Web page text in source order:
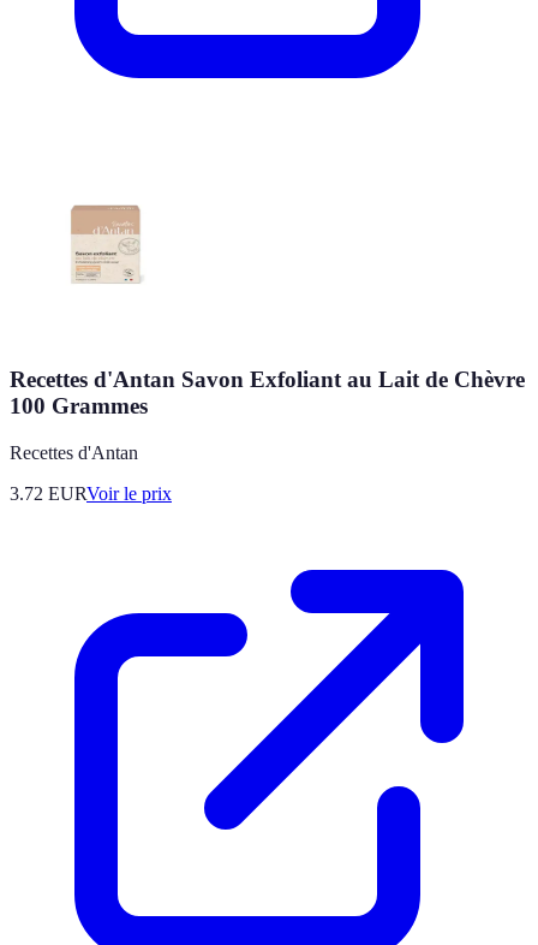
Recettes d'Antan Savon Exfoliant au Lait de Chèvre
100 Grammes
Recettes d'Antan
3.72 EURVoir le prix